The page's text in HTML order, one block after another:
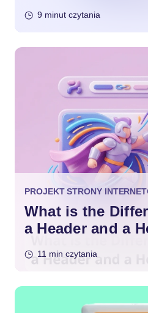
9 minut czytania
PROJEKT STRONY
What is the
a Header and a
11 min czytania